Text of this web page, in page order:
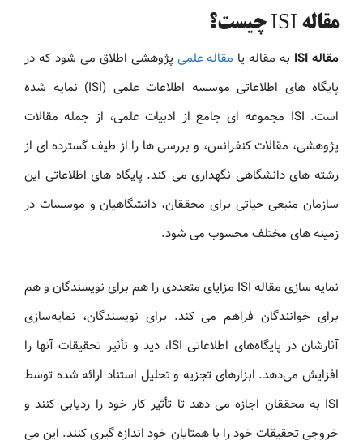
مقاله ISI چیست؟
مقاله ISI به مقاله یا مقاله علمی پژوهشی اطلاق می شود که در
پایگاه های اطلاعاتی موسسه اطلاعات علمی (ISI) نمایه شده
است. ISI مجموعه ای جامع از ادبیات علمی، از جمله مقالات
پژوهشی، مقالات کنفرانس، و بررسی ها را از طیف گسترده ای از
رشته های دانشگاهی نگهداری می کند. پایگاه های اطلاعاتی این
سازمان منبعی حیاتی برای محققان، دانشگاهیان و موسسات در
زمینه های مختلف محسوب می شود.
نمایه سازی مقاله ISI مزایای متعددی را هم برای نویسندگان و هم
برای خوانندگان فراهم می کند. برای نویسندگان، نمایه‌سازی
آثارشان در پایگاه‌های اطلاعاتی ISI، دید و تأثیر تحقیقات آنها را
افزایش می‌دهد. ابزارهای تجزیه و تحلیل استناد ارائه شده توسط
ISI به محققان اجازه می دهد تا تأثیر کار خود را ردیابی کنند و
خروجی تحقیقات خود را با همتایان خود اندازه گیری کنند. این می